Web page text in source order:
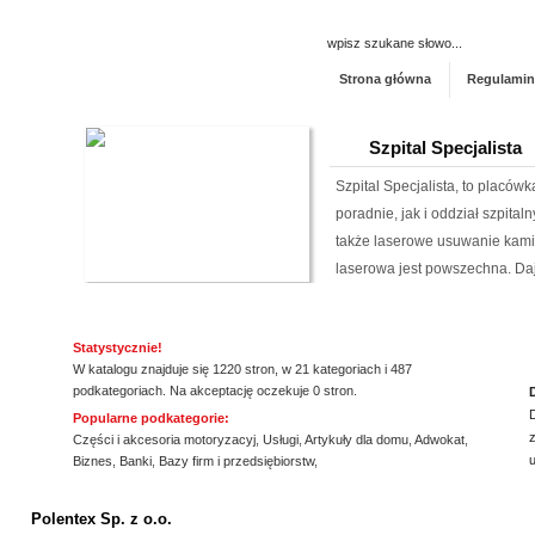
Strona główna
Szpital Specjalista
Szpital Specjalista, to
poradnie, jak i oddział
także laserowe usuwanie
laserowa jest powszechna.
sytuacjach. Niedopełnienie
skutki prawne. Firma Hydro-
operaty wodnoprawne. Są
Statystycznie!
W katalogu znajduje się 1220 stron, w 21 kategoriach i 487
podkategoriach. Na akceptację oczekuje 0 stron.
Popularne podkategorie:
Części i akcesoria motoryzacyj Usługi Artykuły dla domu Adwokat
Biznes
Banki Bazy firm i przedsiębiorstw,
Polentex Sp. z o.o.